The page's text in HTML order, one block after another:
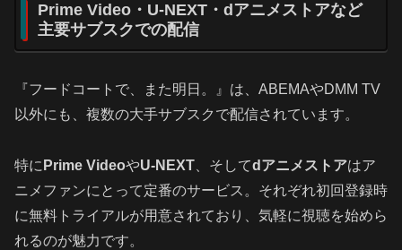
Prime Video・U-NEXT・dアニメストアなど
主要サブスクでの配信
『フードコートで、また明日。』は、ABEMAやDMM TV
以外にも、複数の大手サブスクで配信されています。
特に Prime VideoやU-NEXT 、そしてdアニメストアはア
ニメファンにとって定番のサービス。それぞれ初回登録時
に無料トライアルが用意されており、気軽に視聴を始めら
れるのが魅力です。